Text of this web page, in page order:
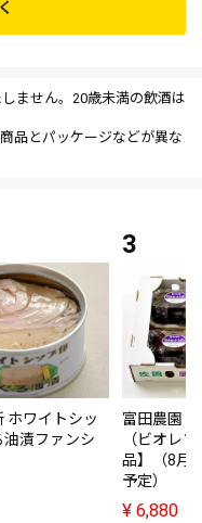
ません。20歳未満の飲酒は
品とパッケージなどが異な
ホワイトシッ
油漬ファンシ
富田農園
（ビオレ
品】（8月
予定）
¥ 6,880